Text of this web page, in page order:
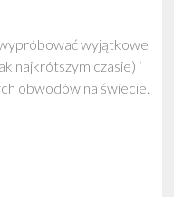
wypróbować wyjątkowe
najkrótszym czasie) i
obwodów na świecie.